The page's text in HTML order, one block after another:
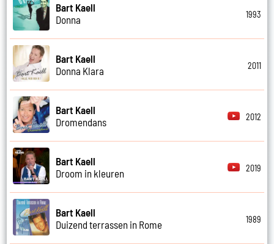
Bart Kaell
Donna
1993
Bart Kaell
Donna Klara
2011
Bart Kaell
Dromendans
2012
Bart Kaell
Droom in kleuren
2019
Bart Kaell
Duizend terrassen in Rome
1989